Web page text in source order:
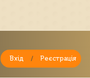
Вхід / Реєстрація